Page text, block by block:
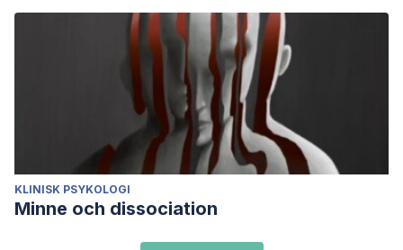
KLINISK PSYKOLOGI
Minne och dissociation